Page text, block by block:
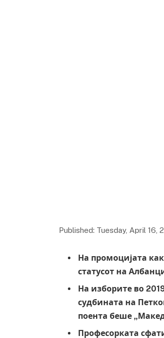
Published: Tuesday, April 16,
На промоцијата
статусот на
На изборите во
судбината на
поента беше
Професорката